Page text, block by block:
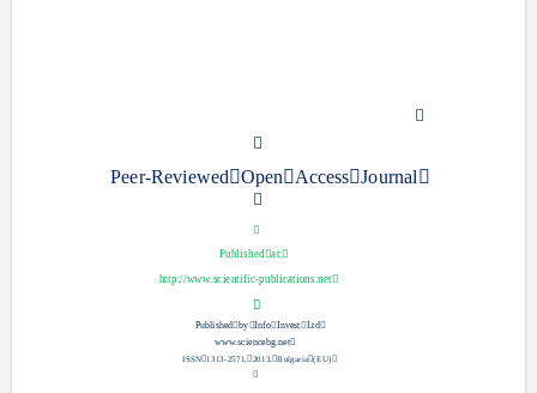


Peer-ReviewedOpenAccessJournal


Publishedat:
http://www.scientific-publications.net

PublishedbyInfoInvestLtd
www.sciencebg.net
ISSN 1313-2571,  2013, Bulgaria(EU) 
